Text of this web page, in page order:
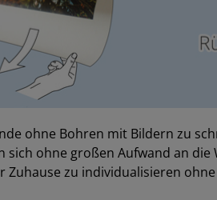
ohne Bohren mit Bildern zu
sich ohne großen Aufwand an
Zuhause zu individualisieren